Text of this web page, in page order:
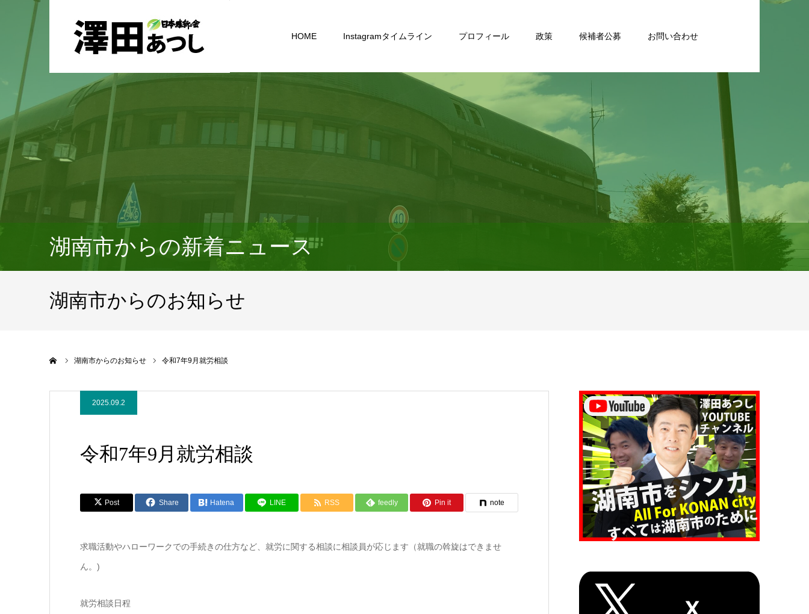
HOME Instagramタイムライン プロフィール 政策 候補者公募 お問い合わせ
湖南市からの新着ニュース
湖南市からのお知らせ
湖南市からのお知らせ 令和7年9月就労相談
2025.09.2
令和7年9月就労相談
Post Share Hatena LINE RSS feedly Pin it note
求職活動やハローワークでの手続きの仕方など、就労に関する相談に相談員が応じます（就職の斡旋はできませ
ん。)
就労相談日程